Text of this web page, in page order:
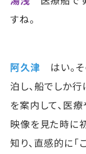
すね。
阿久津 はい。
泊し、船でしか
を案内して、医
映像を見た時に
知り、直感的に「